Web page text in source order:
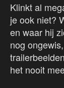
Klinkt al
je ook niet?
en waar hij
nog
het nooit